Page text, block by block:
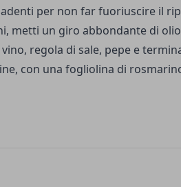
per non far fuoriuscire il
metti un giro abbondante di
regola di sale, pepe e
con una fogliolina di